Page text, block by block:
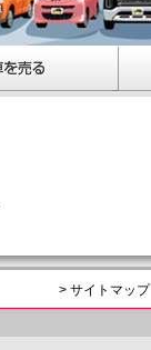
> サイトマップ